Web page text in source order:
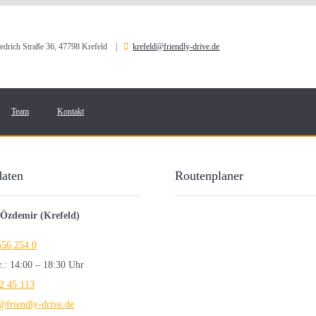
Straße 36, 47798 Krefeld | krefeld@friendly-drive.de
Team Kontakt
(Krefeld)
254 0
14:00 – 18:30 Uhr
45 113
drive.de
Routenplaner